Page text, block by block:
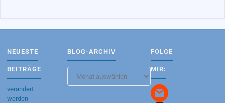
NEUESTE
BEITRÄGE
verändert –
werden
BLOG-ARCHIV
Archiv
FOLGE
MIR: